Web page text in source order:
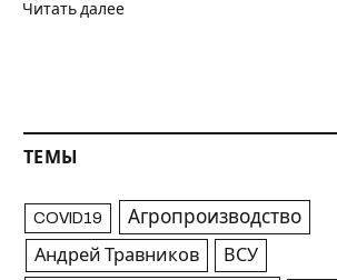
Читать далее
ТЕМЫ
COVID19 Агропроизводство
Андрей Травников ВСУ